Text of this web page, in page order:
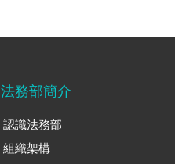
法務部簡介
認識法務部
組織架構